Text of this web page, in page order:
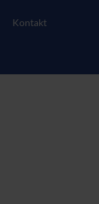
Kontakt